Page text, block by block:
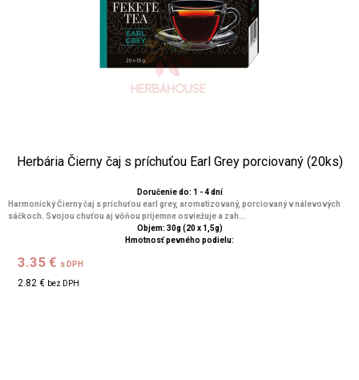
Herbária Čierny čaj s príchuťou Earl Grey porciovaný (20ks)
Doručenie do: 1 - 4 dní
Harmonický Čierny čaj s príchuťou earl grey, aromatizovaný, porciovaný v nálevových
sáčkoch. Svojou chuťou aj vôňou príjemne osviežuje a zah...
Objem: 30g (20 x 1,5g)
Hmotnosť pevného podielu:
3.35 € s DPH
2.82 € bez DPH